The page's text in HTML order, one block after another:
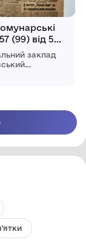
(99) від 5
рокузаклад
музей"